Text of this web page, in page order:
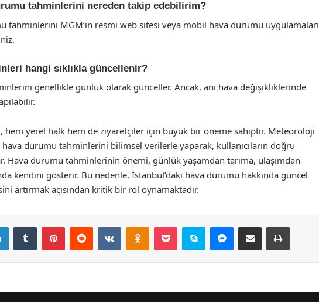
tahminlerini nereden takip edebilirim?
tahminlerini MGM’in resmi web sitesi veya mobil hava durumu uygulamaları
hangi sıklıkla güncellenir?
genellikle günlük olarak günceller. Ancak, ani hava değişikliklerinde
hem yerel halk hem de ziyaretçiler için büyük bir öneme sahiptir. Meteoroloji
durumu tahminlerini bilimsel verilerle yaparak, kullanıcıların doğru
Hava durumu tahminlerinin önemi, günlük yaşamdan tarıma, ulaşımdan
kendini gösterir. Bu nedenle, İstanbul’daki hava durumu hakkında güncel
artırmak açısından kritik bir rol oynamaktadır.
LinkedInTumblr PinterestReddit VKontakteOdnoklassniki
Pocket Skype Messenger
E-Posta ile paylaş Yazdır